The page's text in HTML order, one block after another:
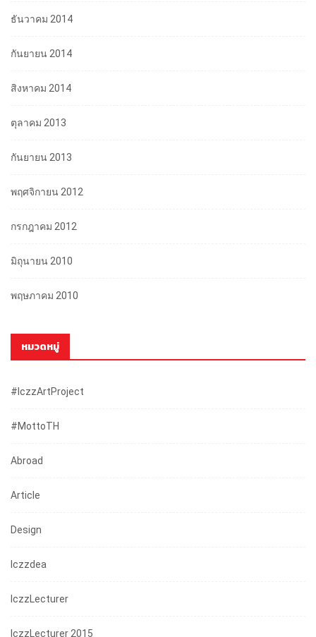
ธันวาคม 2014
กันยายน 2014
สิงหาคม 2014
ตุลาคม 2013
กันยายน 2013
พฤศจิกายน 2012
กรกฎาคม 2012
มิถุนายน 2010
พฤษภาคม 2010
หมวดหมู่
#iczzArtProject
#mottoTH
Abroad
Article
Design
Iczzdea
IczzLecturer
IczzLecturer 2015